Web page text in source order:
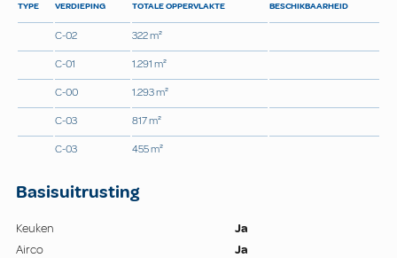
TYPE VERDIEPING TOTALE OPPERVLAKTE BESCHIKBAARHEID
C-02
322 m²
C-01
1.291 m²
C-00
1.293 m²
C-03
817 m²
C-03
455 m²
Basisuitrusting
Keuken
Ja
Airco
Ja